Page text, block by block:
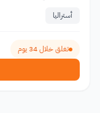
أستراليا
تغلق خلال 34 يوم